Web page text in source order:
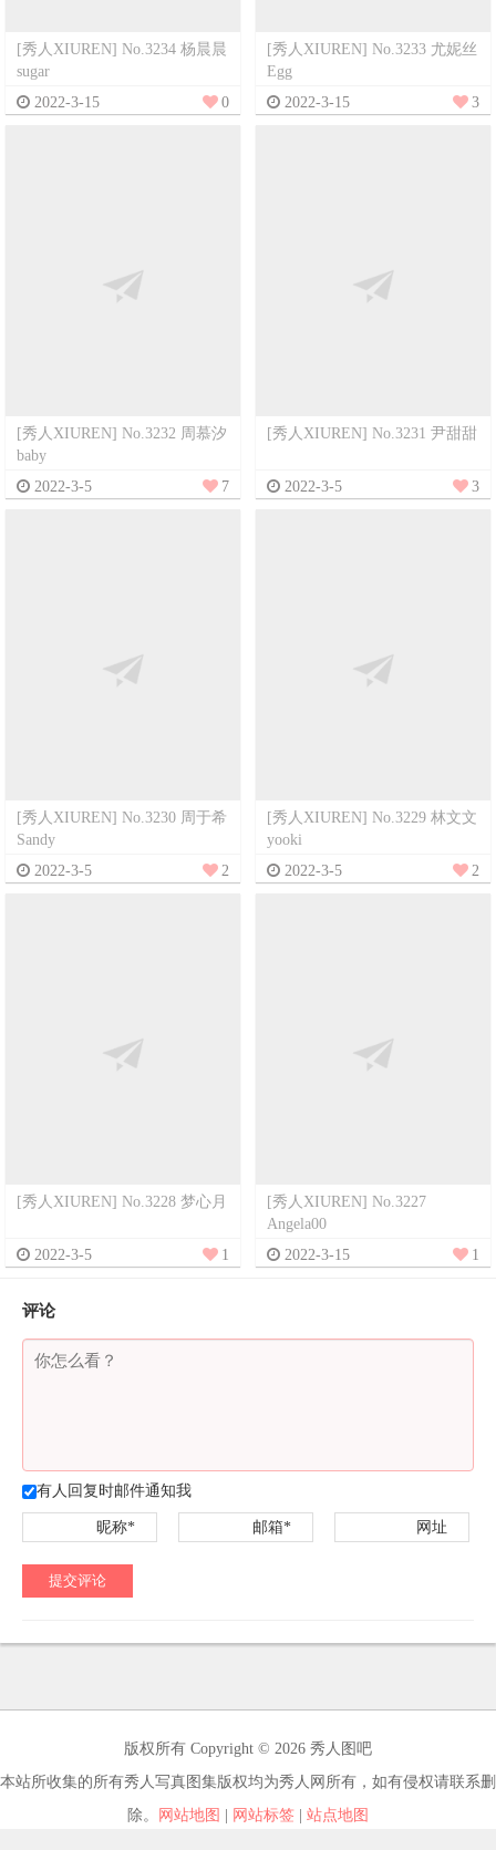
[秀人XIUREN] No.3234 杨晨晨
sugar
2022-3-15
0
[秀人XIUREN] No.3233 尤妮丝
Egg
2022-3-15
3
[秀人XIUREN] No.3232 周慕汐
baby
2022-3-5
7
[秀人XIUREN] No.3231 尹甜甜
2022-3-5 3
[秀人XIUREN] No.3230 周于希
Sandy
2022-3-5
2
[秀人XIUREN] No.3229 林文文
yooki
2022-3-5
2
[秀人XIUREN] No.3228 梦心月
2022-3-5 1
[秀人XIUREN] No.3227
Angela00
2022-3-15
1
评论
有人回复时邮件通知我
昵称* 邮箱* 网址
提交评论
版权所有 Copyright © 2026 秀人图吧
本站所收集的所有秀人写真图集版权均为秀人网所有，如有侵权请联系删
除。
网站地图 网站标签 站点地图